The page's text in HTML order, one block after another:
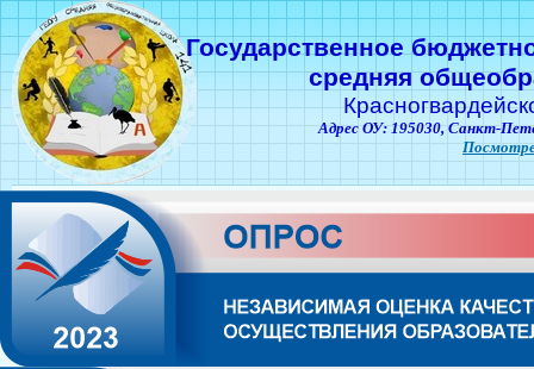
Государственное
средняя
Адрес ОУ: 195030, Санкт-